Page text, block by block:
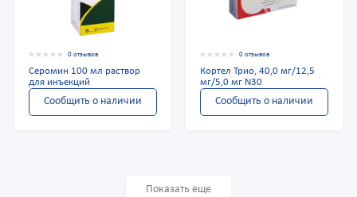
0 отзывов
Серомин 100 мл раствор
для инъекций
Сообщить о наличии
0 отзывов
Кортел Трио, 40,0 мг/12,5
мг/5,0 мг N30
Сообщить о наличии
Показать еще